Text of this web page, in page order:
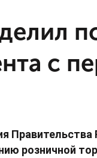
с
розничной